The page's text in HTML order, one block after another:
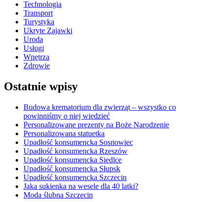
Technologia
Transport
Turystyka
Ukryte Zajawki
Uroda
Usługi
Wnętrza
Zdrowie
Ostatnie wpisy
Budowa krematorium dla zwierząt – wszystko co
powinniśmy o niej wiedzieć
Personalizowane prezenty na Boże Narodzenie
Personalizowana statuetka
Upadłość konsumencka Sosnowiec
Upadłość konsumencka Rzeszów
Upadłość konsumencka Siedlce
Upadłość konsumencka Słupsk
Upadłość konsumencka Szczecin
Jaka sukienka na wesele dla 40 latki?
Moda ślubna Szczecin